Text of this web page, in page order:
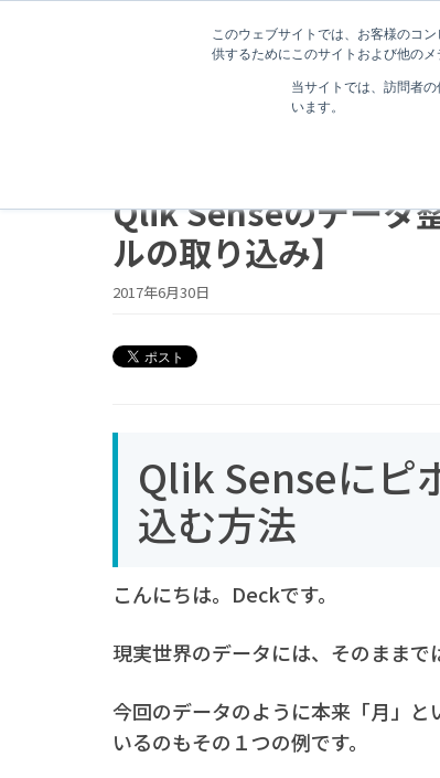
このウェブサイトでは、お客様のコ
供するためにこのサイトおよび他の
当サイトでは、訪問者
います。
Qlik Senseのデータ
ルの取り込み】
2017年6月30日
Qlik Senseにピ
込む方法
こんにちは。Deckです。
現実世界のデータには、そのままで
今回のデータのように本来「月」
いるのもその１つの例です。